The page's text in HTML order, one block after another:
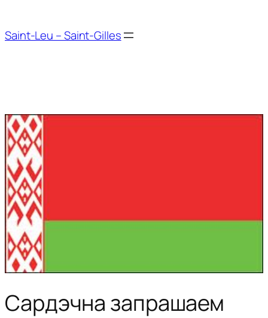
contenu
Saint-Leu – Saint-Gilles
Сардэчна запрашаем